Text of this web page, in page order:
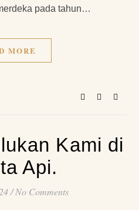
pada tahun…
MORE
Kami di
Api.
/ No Comments